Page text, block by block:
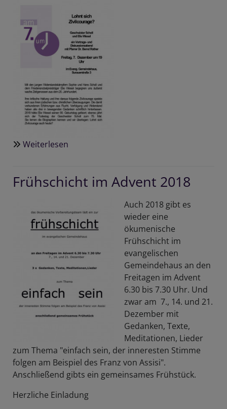
Weiterlesen
Zivilcourage?
7.
um
7)
-
ergänzt
Frühschicht im Advent 2018
Auch 2018 gibt es
wieder eine
ökumenische
Frühschicht im
evangelischen
Gemeindehaus an den
Freitagen im Advent
6.30 bis 7.30 Uhr. Und
zwar am 7., 14. und 21.
Dezember mit
Gedanken, Texte,
Meditationen, Lieder
zum Thema "einfach sein, der inneresten Stimme
folgen am Beispiel des Franz von Assisi".
Anschließend gibts ein gemeinsames Frühstück.
Herzliche Einladung